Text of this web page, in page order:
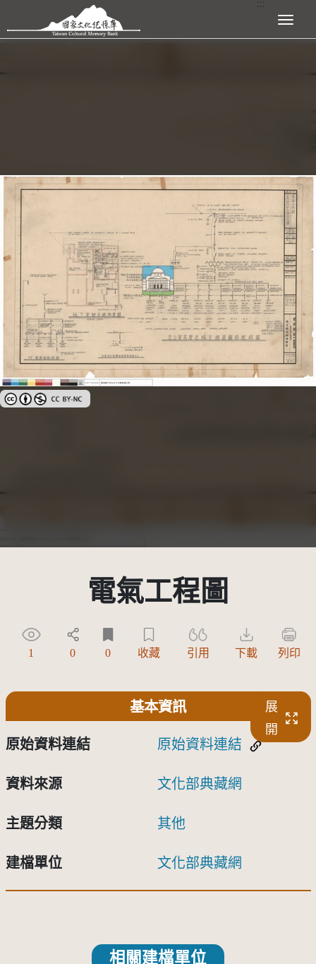
跳到主要內容區塊 展開選單
創用CC姓名標示-非商業性 3.0 台灣及其後版本(CC BY-NC 3.0 TW +)
電氣工程圖
1 0 0 收藏 引用 下載 列印
基本資訊
展
開
原始資料連結 原始資料連結
資料來源 文化部典藏網
主題分類 其他
建檔單位 文化部典藏網
相關建檔單位